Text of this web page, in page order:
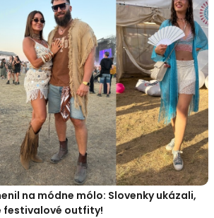
na módne mólo: Slovenky ukázali,
festivalové outfity!